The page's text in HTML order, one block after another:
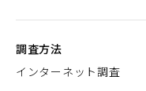
調査方法
インターネット調査